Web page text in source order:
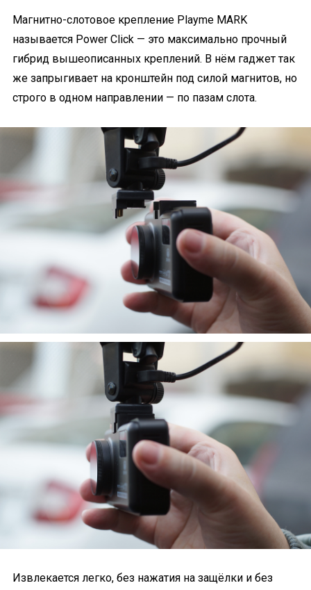
Магнитно-слотовое крепление Playme MARK
называется Power Click — это максимально прочный
гибрид вышеописанных креплений. В нём гаджет так
же запрыгивает на кронштейн под силой магнитов, но
строго в одном направлении — по пазам слота.
Извлекается легко, без нажатия на защёлки и без